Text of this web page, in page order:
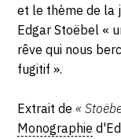
et le thème de la
Edgar Stoëbel «
rêve qui nous
fugitif ».
Extrait de«
Monographie